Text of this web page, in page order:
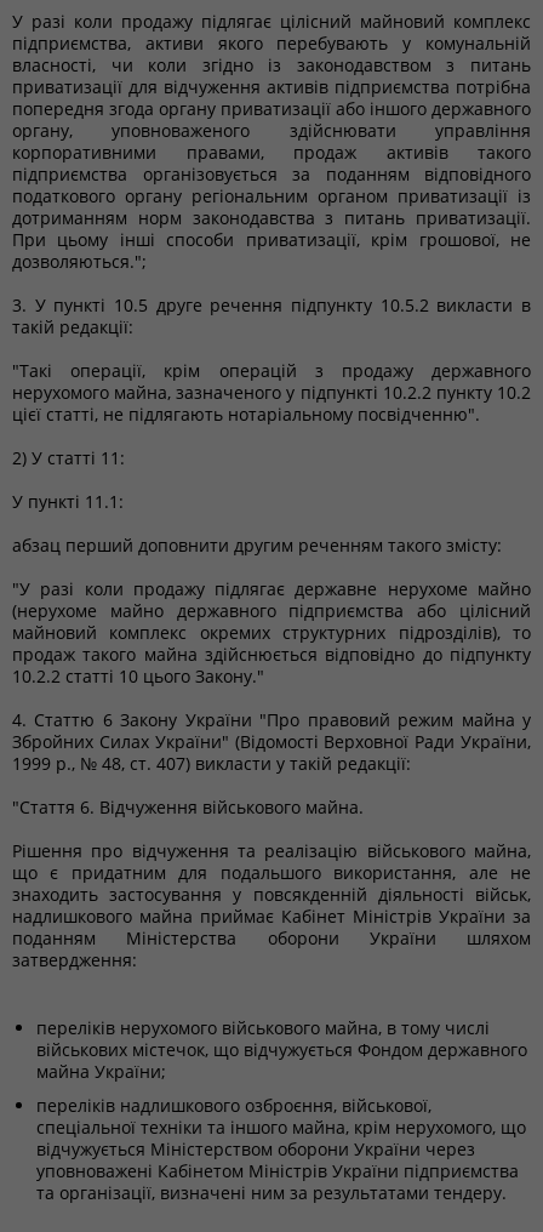
У разі коли продажу підлягає цілісний майновий комплекс
підприємства, активи якого перебувають у комунальній
власності, чи коли згідно із законодавством з питань
приватизації для відчуження активів підприємства потрібна
попередня згода органу приватизації або іншого державного
органу, уповноваженого здійснювати управління
корпоративними правами, продаж активів такого
підприємства організовується за поданням відповідного
податкового органу регіональним органом приватизації із
дотриманням норм законодавства з питань приватизації.
При цьому інші способи приватизації, крім грошової, не
дозволяються.";
3. У пункті 10.5 друге речення підпункту 10.5.2 викласти в
такій редакції:
"Такі операції, крім операцій з продажу державного
нерухомого майна, зазначеного у підпункті 10.2.2 пункту 10.2
цієї статті, не підлягають нотаріальному посвідченню".
2) У статті 11:
У пункті 11.1:
абзац перший доповнити другим реченням такого змісту:
"У разі коли продажу підлягає державне нерухоме майно
(нерухоме майно державного підприємства або цілісний
майновий комплекс окремих структурних підрозділів), то
продаж такого майна здійснюється відповідно до підпункту
10.2.2 статті 10 цього Закону."
4. Статтю 6 Закону України "Про правовий режим майна у
Збройних Силах України" (Відомості Верховної Ради України,
1999 р., № 48, ст. 407) викласти у такій редакції:
"Стаття 6. Відчуження військового майна.
Рішення про відчуження та реалізацію військового майна,
що є придатним для подальшого використання, але не
знаходить застосування у повсякденній діяльності військ,
надлишкового майна приймає Кабінет Міністрів України за
поданням Міністерства оборони України шляхом
затвердження:
переліків нерухомого військового майна, в тому числі
військових містечок, що відчужується Фондом державного
майна України;
переліків надлишкового озброєння, військової,
спеціальної техніки та іншого майна, крім нерухомого, що
відчужується Міністерством оборони України через
уповноважені Кабінетом Міністрів України підприємства
та організації, визначені ним за результатами тендеру.